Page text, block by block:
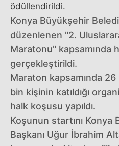
ödüllendirildi.
Konya Büyükşehir
düzenlenen "2.
Maratonu" kapsamında
gerçekleştirildi.
Maraton kapsamında 26
bin kişinin katıldığı
halk koşusu yapıldı.
Koşunun startını
Başkanı Uğur İbrahim